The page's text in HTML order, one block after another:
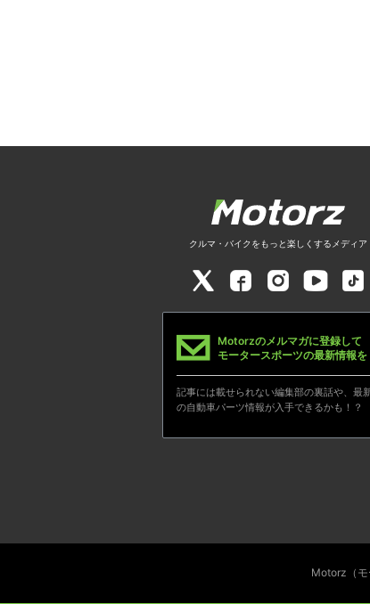
クルマ・バイクをもっと楽しくするメディア
Motorzのメルマガに登録して
モータースポーツの最新情報を
記事には載せられない編集部の裏話や、最
の自動車パーツ情報が入手できるかも！？
Motorz（モ